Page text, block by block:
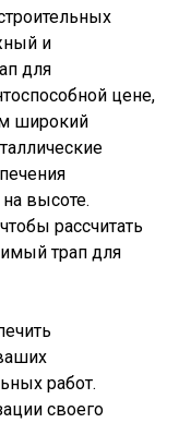
и
для
цене,
широкий
высоте.
рассчитать
трап для
работ.
своего